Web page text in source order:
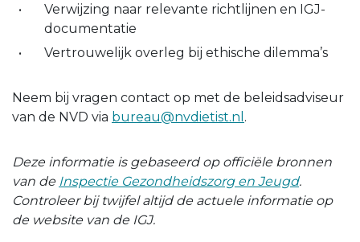
Verwijzing naar relevante richtlijnen en IGJ-
documentatie
Vertrouwelijk overleg bij ethische dilemma’s
Neem bij vragen contact op met de beleidsadviseur
van de NVD via bureau@nvdietist.nl .
Deze informatie is gebaseerd op officiële bronnen
van de Inspectie Gezondheidszorg en Jeugd.
Controleer bij twijfel altijd de actuele informatie op
de website van de IGJ.